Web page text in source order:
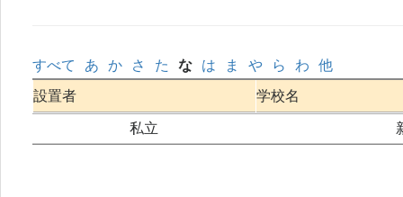
すべて あ か さ た な は ま や ら わ
他
設置者
学校名
私立